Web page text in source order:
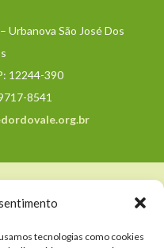
tecnologias como cookies
Urbanova São José Dos
12244-390
8541
Termos de Uso
reservados.